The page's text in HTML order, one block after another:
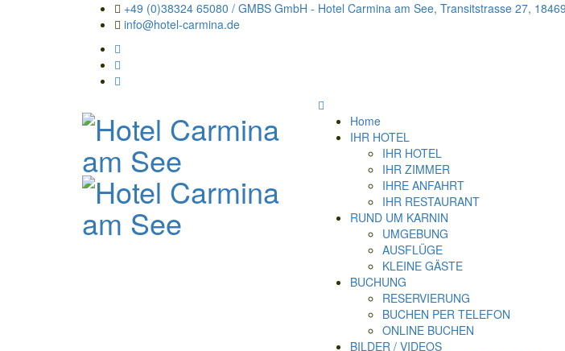
+49 (0)38324 65080 / GMBS GmbH - Hotel Carmina am See, Transitstrasse 27,
info@hotel-carmina.de
Home
IHR HOTEL
IHR HOTEL
IHR ZIMMER
IHRE ANFAHRT
IHR RESTAURANT
RUND UM KARNIN
UMGEBUNG
AUSFLÜGE
KLEINE GÄSTE
BUCHUNG
RESERVIERUNG
BUCHEN PER TELEFON
ONLINE BUCHEN
BILDER / VIDEOS